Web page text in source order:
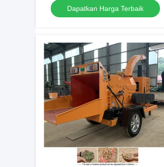
Dapatkan Harga Terbaik